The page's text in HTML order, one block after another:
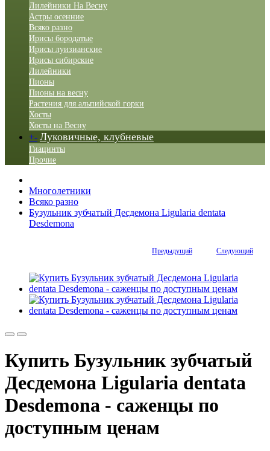
Лилейники На Весну
Астры осенние
Всяко разно
Ирисы бородатые
Ирисы луизианские
Ирисы сибирские
Лилейники
Пионы
Пионы на весну
Растения для альпийской горки
Хосты
Хосты на Весну
+- Луковичные, клубневые
Гиацинты
Прочие
Многолетники
Всяко разно
Бузульник зубчатый Десдемона Ligularia dentata
Desdemona
Предыдущий Следующий
Купить Бузульник зубчатый
Десдемона Ligularia dentata
Desdemona - саженцы по
доступным ценам